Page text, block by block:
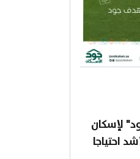
لإسكان
احتياجا